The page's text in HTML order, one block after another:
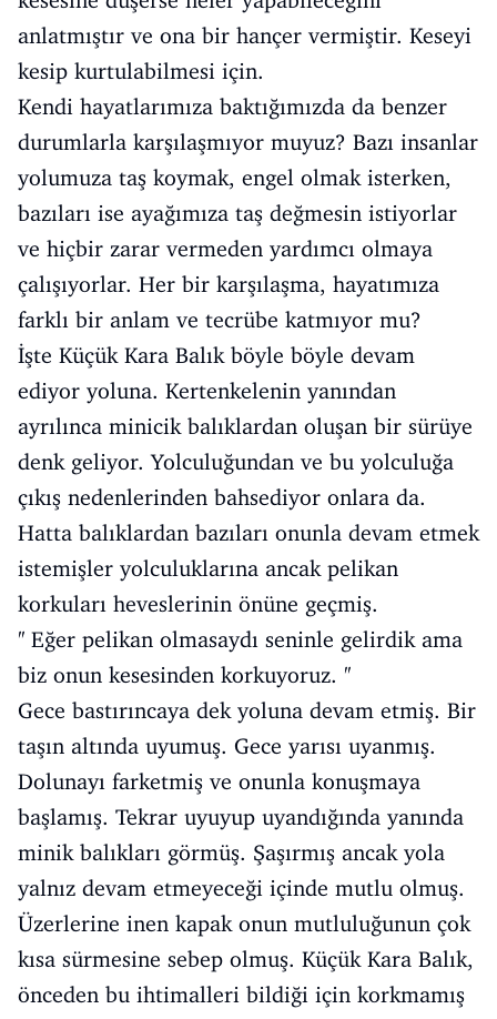
anlatmıştır ve ona bir hançer vermiştir. Keseyi
kesip kurtulabilmesi için.
Kendi hayatlarımıza baktığımızda da benzer
durumlarla karşılaşmıyor muyuz? Bazı insanlar
yolumuza taş koymak, engel olmak isterken,
bazıları ise ayağımıza taş değmesin istiyorlar
ve hiçbir zarar vermeden yardımcı olmaya
çalışıyorlar. Her bir karşılaşma, hayatımıza
farklı bir anlam ve tecrübe katmıyor mu?
İşte Küçük Kara Balık böyle böyle devam
ediyor yoluna. Kertenkelenin yanından
ayrılınca minicik balıklardan oluşan bir sürüye
denk geliyor. Yolculuğundan ve bu yolculuğa
çıkış nedenlerinden bahsediyor onlara da.
Hatta balıklardan bazıları onunla devam etmek
istemişler yolculuklarına ancak pelikan
korkuları heveslerinin önüne geçmiş.
'' Eğer pelikan olmasaydı seninle gelirdik ama
biz onun kesesinden korkuyoruz. ''
Gece bastırıncaya dek yoluna devam etmiş. Bir
taşın altında uyumuş. Gece yarısı uyanmış.
Dolunayı farketmiş ve onunla konuşmaya
başlamış. Tekrar uyuyup uyandığında yanında
minik balıkları görmüş. Şaşırmış ancak yola
yalnız devam etmeyeceği içinde mutlu olmuş.
Üzerlerine inen kapak onun mutluluğunun çok
kısa sürmesine sebep olmuş. Küçük Kara Balık,
önceden bu ihtimalleri bildiği için korkmamış